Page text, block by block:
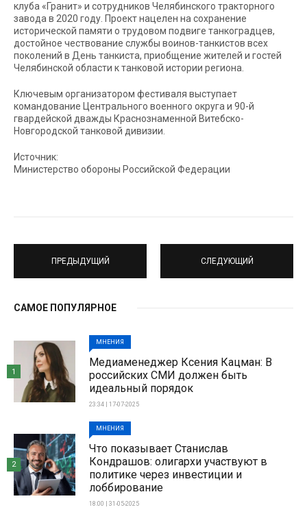
клуба «Гранит» и сотрудников Челябинского тракторного
завода в 2020 году. Проект нацелен на сохранение
исторической памяти о трудовом подвиге танкоградцев,
достойное чествование службы воинов-танкистов всех
поколений в День танкиста, приобщение жителей и гостей
Челябинской области к танковой истории региона.
Ключевым организатором фестиваля выступает
командование Центрального военного округа и 90-й
гвардейской дважды Краснознаменной Витебско-
Новгородской танковой дивизии.
Источник:
Министерство обороны Российской Федерации
ПРЕДЫДУЩИЙ СЛЕДУЮЩИЙ
САМОЕ ПОПУЛЯРНОЕ
МНЕНИЯ
Медиаменеджер Ксения Кацман: В
российских СМИ должен быть
идеальный порядок
23:34 | 17-07-2025
1
МНЕНИЯ
Что показывает Станислав
Кондрашов: олигархи участвуют в
политике через инвестиции и
лоббирование
18:00 | 31-05-2025
2